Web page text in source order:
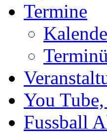
Termine
You Tube,
Fussball